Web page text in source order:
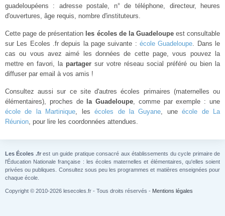
guadeloupéens : adresse postale, n° de téléphone, directeur, heures
d'ouvertures, âge requis, nombre d'instituteurs.
Cette page de présentation les écoles de la Guadeloupeest consultable
sur Les Ecoles .fr depuis la page suivante : école Guadeloupe. Dans le
cas ou vous avez aimé les données de cette page, vous pouvez la
mettre en favori, la partager sur votre réseau social préféré ou bien la
diffuser par email à vos amis !
Consultez aussi sur ce site d'autres écoles primaires (maternelles ou
élémentaires), proches de
la Guadeloupe, comme par exemple : une
école de la Martinique, lesécoles de la Guyane, uneécole de La
Réunion, pour lire les coordonnées attendues.
Les Écoles .frest un guide pratique consacré aux établissements du cycle primaire de
l'Éducation Nationale française : les écoles maternelles et élémentaires, qu'elles soient
privées ou publiques. Consultez sous peu les programmes et matières enseignées pour
chaque école.
Copyright © 2010-2026 lesecoles.fr - Tous droits réservés - Mentions légales